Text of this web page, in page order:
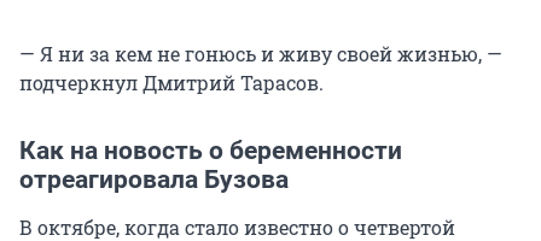
— Я ни за кем не гонюсь и живу своей жизнью, —
подчеркнул Дмитрий Тарасов.
Как на новость о беременности
отреагировала Бузова
В октябре, когда стало известно о четвертой